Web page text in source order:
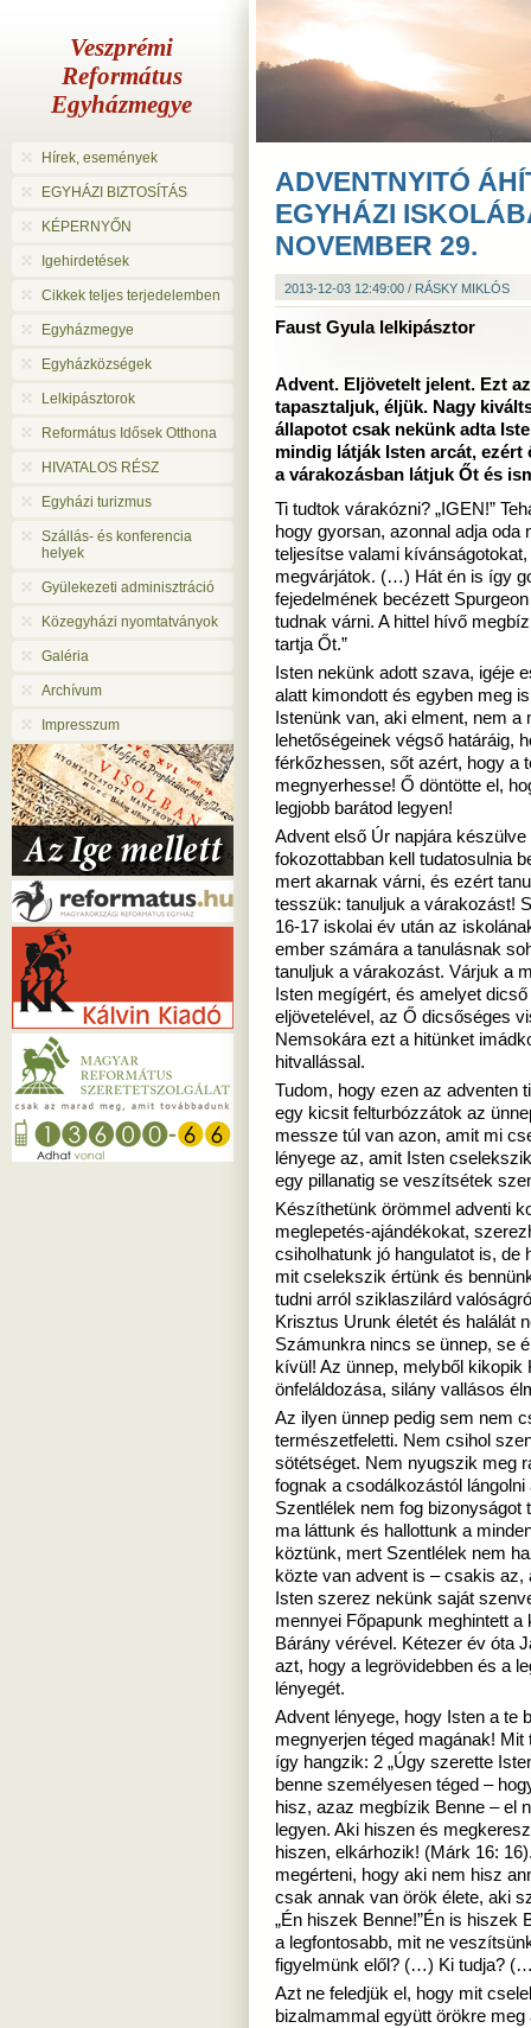
Veszprémi
Református
Egyházmegye
Hírek, események
EGYHÁZI BIZTOSÍTÁS
KÉPERNYŐN
Igehirdetések
Cikkek teljes terjedelemben
Egyházmegye
Egyházközségek
Lelkipásztorok
Református Idősek Otthona
HIVATALOS RÉSZ
Egyházi turizmus
Szállás- és konferencia
helyek
Gyülekezeti adminisztráció
Közegyházi nyomtatványok
Galéria
Archívum
Impresszum
ADVENTNYITÓ
EGYHÁZI
NOVEMBER 29.
2013-12-03 12:49:00 / RÁSKY MIKLÓS
Faust Gyula lelkipásztor
Advent. Eljövetelt jelent. Ezt
tapasztaljuk, éljük. Nagy
állapotot csak nekünk adta
mindig látják Isten arcát, ezért
a várakozásban látjuk Őt és
Ti tudtok várakózni? „IGEN!”
hogy gyorsan, azonnal adja
teljesítse valami
megvárjátok. (…) Hát én is így
fejedelmének becézett
tudnak várni. A hittel hívő
tartja Őt.”
Isten nekünk adott szava, igéje
alatt kimondott és egyben meg
Istenünk van, aki elment, nem
lehetőségeinek végső határáig,
férkőzhessen, sőt azért, hogy a
megnyerhesse! Ő döntötte el,
legjobb barátod legyen!
Advent első Úr napjára
fokozottabban kell tudatosulnia
mert akarnak várni, és ezért
tesszük: tanuljuk a várakozást!
16-17 iskolai év után az
ember számára a tanulásnak
tanuljuk a várakozást. Várjuk a
Isten megígért, és amelyet
eljövetelével, az Ő dicsőséges
Nemsokára ezt a hitünket
hitvallással.
Tudom, hogy ezen az adventen
egy kicsit felturbózzátok az
messze túl van azon, amit mi
lényege az, amit Isten
egy pillanatig se veszítsétek
Készíthetünk örömmel adventi
meglepetés-ajándékokat,
csiholhatunk jó hangulatot is, de
mit cselekszik értünk és
tudni arról sziklaszilárd
Krisztus Urunk életét és halálát
Számunkra nincs se ünnep, se
kívül! Az ünnep, melyből
önfeláldozása, silány vallásos
Az ilyen ünnep pedig sem nem
természetfeletti. Nem csihol
sötétséget. Nem nyugszik meg
fognak a csodálkozástól
Szentlélek nem fog bizonyságot
ma láttunk és hallottunk a
köztünk, mert Szentlélek nem
közte van advent is – csakis
Isten szerez nekünk saját
mennyei Főpapunk meghintett
Bárány vérével. Kétezer év óta
azt, hogy a legrövidebben és a
lényegét.
Advent lényege, hogy Isten a te
megnyerjen téged magának!
így hangzik: 2 „Úgy szerette
benne személyesen téged –
hisz, azaz megbízik Benne – el
legyen. Aki hiszen és
hiszen, elkárhozik! (Márk 16:
megérteni, hogy aki nem hisz
csak annak van örök élete, aki
„Én hiszek Benne!”Én is hiszek
a legfontosabb, mit ne
figyelmünk elől? (…) Ki tudja?
Azt ne feledjük el, hogy mit
bizalmammal együtt örökre